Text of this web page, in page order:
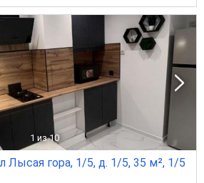
1 из 10
Лысая гора, 1/5, д. 1/5, 35 м², 1/5